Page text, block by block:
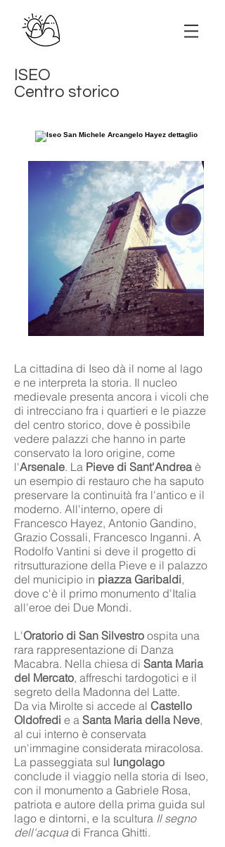
ISEO
Centro storico
La cittadina di Iseo dà il nome al lago
e ne interpreta la storia. Il nucleo
medievale presenta ancora i vicoli che
di intrecciano fra i quartieri e le piazze
del centro storico, dove è possibile
vedere palazzi che hanno in parte
conservato la loro origine, come
l'Arsenale. La Pieve di Sant'Andreaè
un esempio di restauro che ha saputo
preservare la continuità fra l'antico e il
moderno. All'interno, opere di
Francesco Hayez, Antonio Gandino,
Grazio Cossali, Francesco Inganni. A
Rodolfo Vantini si deve il progetto di
ritrsutturazione della Pieve e il palazzo
del municipio in piazza Garibaldi,
dove c'è il primo monumento d'Italia
all'eroe dei Due Mondi.
L'Oratorio di San Silvestro ospita una
rara rappresentazione di Danza
Macabra. Nella chiesa di Santa Maria
del Mercato, affreschi tardogotici e il
segreto della Madonna del Latte.
Da via Mirolte si accede al Castello
Oldofredi e a Santa Maria della Neve,
al cui interno è conservata
un'immagine considerata miracolosa.
La passeggiata sul lungolago
conclude il viaggio nella storia di Iseo,
con il monumento a Gabriele Rosa,
patriota e autore della prima guida sul
lago e dintorni, e la scultura Il segno
dell'acqua di Franca Ghitti.